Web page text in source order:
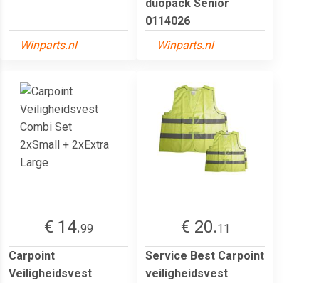
Winparts.nl
duopack Senior
0114026
Winparts.nl
€ 14.99
Carpoint
Veiligheidsvest
€ 20.11
Service Best Carpoint
veiligheidsvest